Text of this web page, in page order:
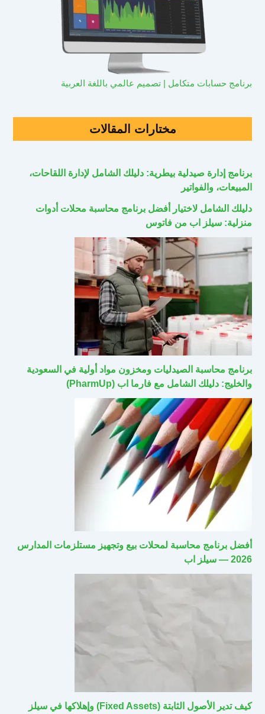
برنامج حسابات متكامل | تصميم عالمي باللغة العربية
مختارات المقالات
برنامج إدارة صيدلية بيطرية: دليلك الشامل لإدارة اللقاحات،
المبيعات، والفواتير
دليلك الشامل لاختيار أفضل برنامج محاسبة محلات أدوات
منزلية: سيلز اب من فاتوس
برنامج محاسبة الصيدليات ومخزون مواد أولية في السعودية
والخليج: دليلك الشامل مع فارما اب (PharmUp)
أفضل برنامج محاسبة لمحلات بيع وتجهيز مستلزمات المدارس
2026 — سيلز اب
كيف تدير الأصول الثابتة (Fixed Assets) وإهلاكها في سيلز